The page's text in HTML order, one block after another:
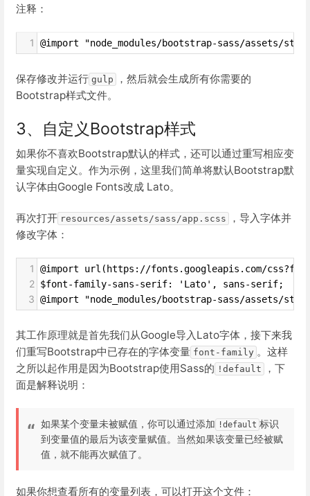
注释：
1 @import "node_modules/bootstrap-sass/assets/
保存修改并运行 gulp
，然后就会生成所有你需要的
Bootstrap样式文件。
3、自定义Bootstrap样式
如果你不喜欢Bootstrap默认的样式，还可以通过重写相应变
量实现自定义。作为示例，这里我们简单将默认Bootstrap默
认字体由Google Fonts改成 Lato。
再次打开 resources/assets/sass/app.scss
，导入字体并
修改字体：
1 @import url(https://fonts.googleapis.com/
2 $font-family-sans-serif: 'Lato', sans-serif;
3 @import "node_modules/bootstrap-sass/assets/
其工作原理就是首先我们从Google导入Lato字体，接下来我
们重写Bootstrap中已存在的字体变量 font-family 。这样
之所以起作用是因为Bootstrap使用Sass的 !default
，下
面是解释说明：
如果某个变量未被赋值，你可以通过添加 !default 标识
到变量值的最后为该变量赋值。当然如果该变量已经被赋
值，就不能再次赋值了。
如果你想查看所有的变量列表，可以打开这个文件：